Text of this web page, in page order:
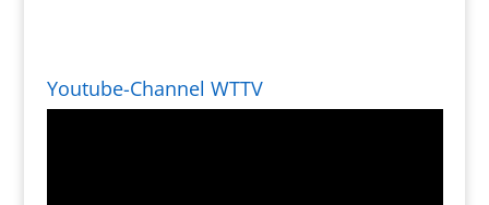
Youtube-Channel WTTV